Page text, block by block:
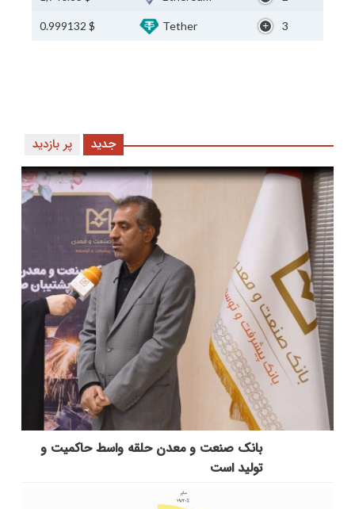
3
Tether
$ 0.999132
پر بازدید جدید
بانك صنعت و معدن حلقه واسط حاكمیت و
تولید است